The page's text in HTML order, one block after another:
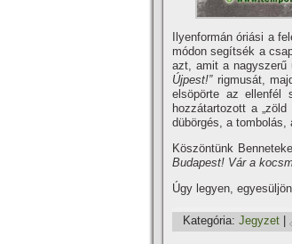
Ilyenformán óriási a
módon segí­tsék a
azt, amit a nagyszerű
Újpest!”rigmusát,
elsöpörte az ellenfél
hozzátartozott a
dübörgés, a tombolás,
Köszöntünk
Budapest! Vár a
Úgy legyen,
Kategória: Jegyzet